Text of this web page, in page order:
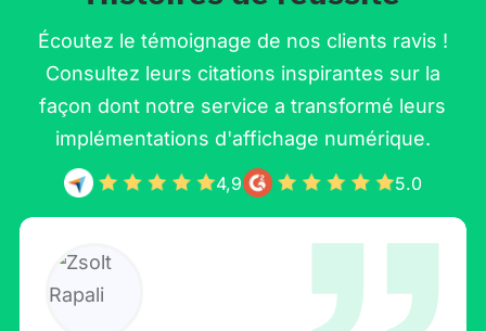
Écoutez le témoignage de nos clients ravis !
Consultez leurs citations inspirantes sur la
façon dont notre service a transformé leurs
implémentations d'affichage numérique.
4,9 5.0